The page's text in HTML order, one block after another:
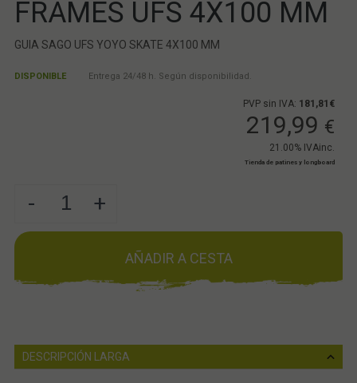
FRAMES UFS 4X100 MM
GUIA SAGO UFS YOYO SKATE 4X100 MM
DISPONIBLE Entrega 24/48 h. Según disponibilidad.
PVP sin IVA: 181,81€
219,99 €
21.00% IVAinc.
Tienda de patines y longboard
- +
AÑADIR A CESTA
DESCRIPCIÓN LARGA